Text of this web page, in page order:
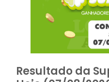
Resultado da